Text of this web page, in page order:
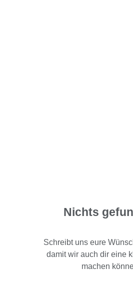
Nichts
Schreibt uns eure
damit wir auch dir eine
machen